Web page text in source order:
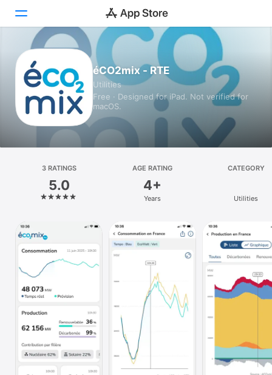
Games
Apps
Platform
iPhone
Mac
Watch
TV
éCO2mix - RTE
Utilities
Free · Designed for iPad. Not verified for
macOS.
3 RATINGS
5.0
AGE RATING
4+
Years
CATEGORY
Utilities